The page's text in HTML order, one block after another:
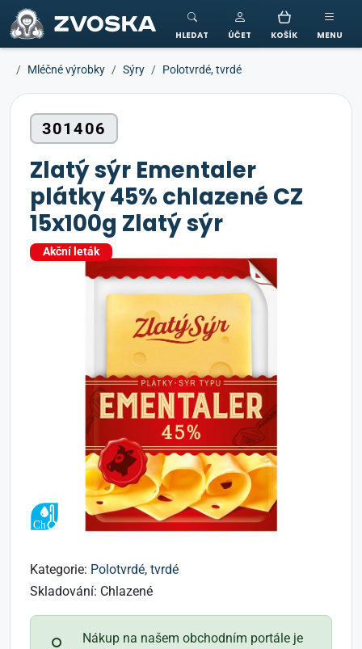
ZVOSKA
HLEDAT ÚČET KOŠÍK MENU
Mléčné výrobky Sýry Polotvrdé, tvrdé
301406
Zlatý sýr Ementaler
plátky 45% chlazené CZ
15x100g Zlatý sýr
Akční leták
Kategorie: Polotvrdé, tvrdé
Skladování: Chlazené
Nákup na našem obchodním portále je